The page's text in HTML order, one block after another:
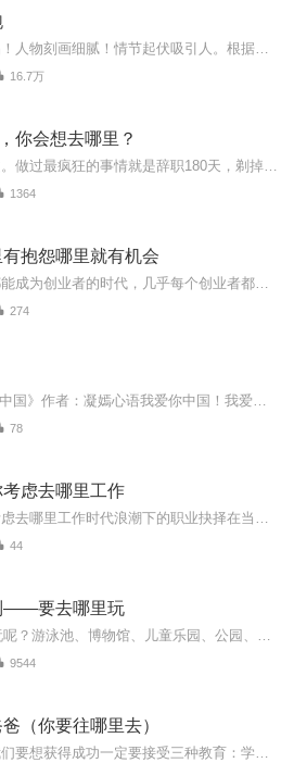
16.7万
你会想去哪里？
1364
抱怨哪里就有机会
274
78
虑去哪里工作
44
——要去哪里玩
9544
（你要往哪里去）